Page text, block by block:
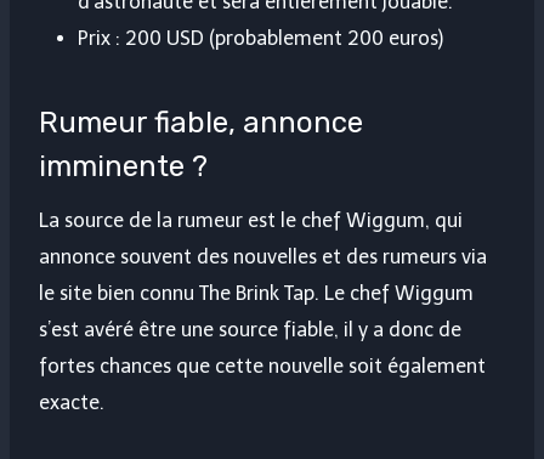
Prix ​​: 200 USD (probablement 200 euros)
Rumeur fiable, annonce
imminente ?
La source de la rumeur est le chef Wiggum, qui
annonce souvent des nouvelles et des rumeurs via
le site bien connu The Brink Tap. Le chef Wiggum
s’est avéré être une source fiable, il y a donc de
fortes chances que cette nouvelle soit également
exacte.